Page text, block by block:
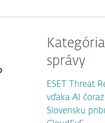
správy
ESET Threat
vďaka AI
Slovensku